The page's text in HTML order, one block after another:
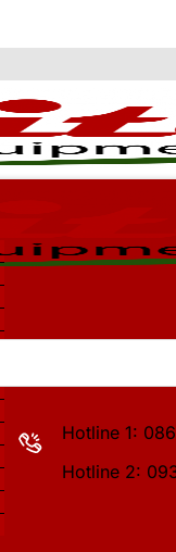
CÔNG TY
Hotline 1:
Hotline 2: